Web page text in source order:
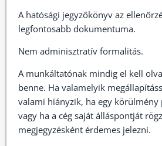
A hatósági jegyzőkönyv az
legfontosabb dokumentuma.
Nem adminisztratív formalitás.
A munkáltatónak mindig el kell
benne. Ha valamelyik
valami hiányzik, ha egy körülmény
vagy ha a cég saját álláspontját
megjegyzésként érdemes jelezni.